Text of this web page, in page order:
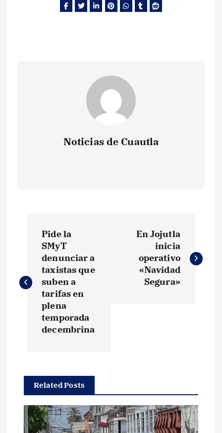
Noticias de Cuautla
v
c
ó
Pide la
SMyT
denunciar a
taxistas que
suben a
tarifas en
plena
temporada
decembrina
En Jojutla
inicia
operativo
«Navidad
Segura»
Related Posts